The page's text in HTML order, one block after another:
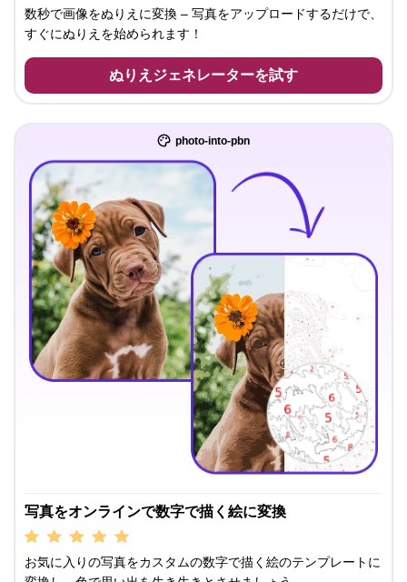
数秒で画像をぬりえに変換 – 写真をアップロードするだけで、
すぐにぬりえを始められます！
ぬりえジェネレーターを試す
photo-into-pbn
写真をオンラインで数字で描く絵に変換
お気に入りの写真をカスタムの数字で描く絵のテンプレートに